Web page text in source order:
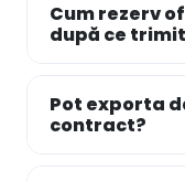
Cum rezerv
după ce
Pot exporta
contract?